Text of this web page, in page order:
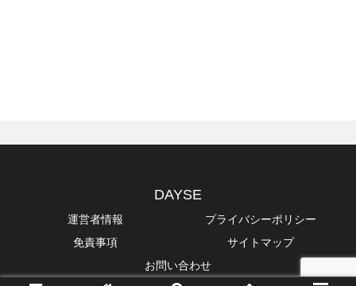
DAYSE
運営者情報
プライバシーポリシー
免責事項
サイトマップ
お問い合わせ